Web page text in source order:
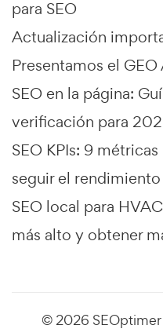
para SEO
Actualización
Presentamos el
SEO en la página:
verificación para
SEO KPIs: 9
seguir el rendimiento
SEO local para
más alto y obtener
© 2026